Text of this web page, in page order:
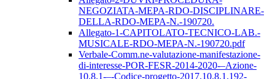
NEGOZIATA-MEPA-RDO-DISCIPLINARE-
DELLA-RDO-MEPA-N.-190720.
Allegato-1-CAPITOLATO-TECNICO-LAB.-
MUSICALE-RDO-MEPA-N.-190720.pdf
Verbale-Comm.ne-valutazione-manifestazione-
di-interesse-POR-FESR-2014-2020-–Azione-
10.8.1-–-Codice-progetto-2017.10.8.1.192-